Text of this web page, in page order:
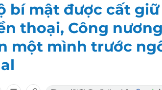
bí mật được cất
thoại, Công
một mình trước